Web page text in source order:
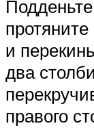
и
два
правого